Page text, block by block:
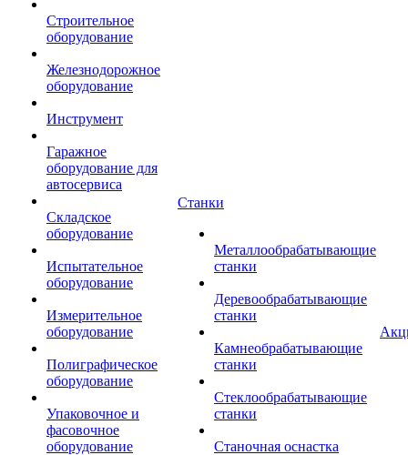
Строительное
оборудование
Железнодорожное
оборудование
Инструмент
Гаражное
оборудование для
автосервиса
Складское
оборудование
Испытательное
оборудование
Измерительное
оборудование
Полиграфическое
оборудование
Упаковочное и
фасовочное
оборудование
Станки
Металлообрабатывающие
станки
Деревообрабатывающие
станки
Камнеобрабатывающие
станки
Стеклообрабатывающие
станки
Станочная оснастка